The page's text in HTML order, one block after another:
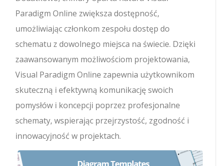
Paradigm Online zwiększa dostępność,
umożliwiając członkom zespołu dostęp do
schematu z dowolnego miejsca na świecie. Dzięki
zaawansowanym możliwościom projektowania,
Visual Paradigm Online zapewnia użytkownikom
skuteczną i efektywną komunikację swoich
pomysłów i koncepcji poprzez profesjonalne
schematy, wspierając przejrzystość, zgodność i
innowacyjność w projektach.